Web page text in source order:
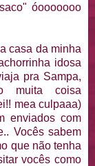
óooooooo
casa da minha
idosa
pra Sampa,
muita coisa
mea culpaaa)
enviados com
Vocês sabem
que não tenha
vocês como